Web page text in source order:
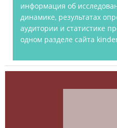
информация об
динамике, результатах
аудитории и статистике
одном разделе сайта